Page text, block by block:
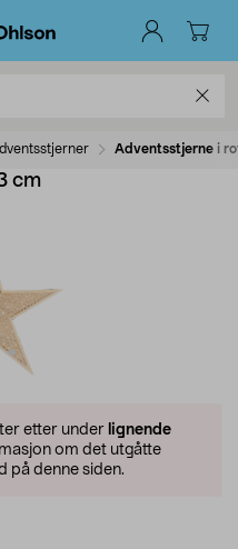
Adventsstjerne i
cm
etter under lignende
om det utgåtte
på denne siden.